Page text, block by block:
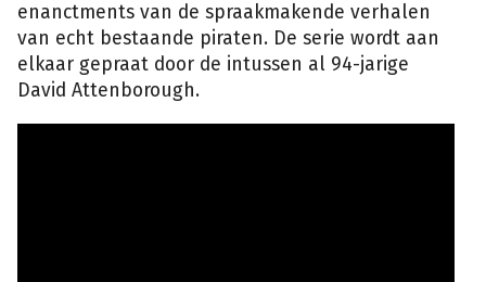
enanctments van de spraakmakende verhalen
van echt bestaande piraten. De serie wordt aan
elkaar gepraat door de intussen al 94-jarige
David Attenborough.